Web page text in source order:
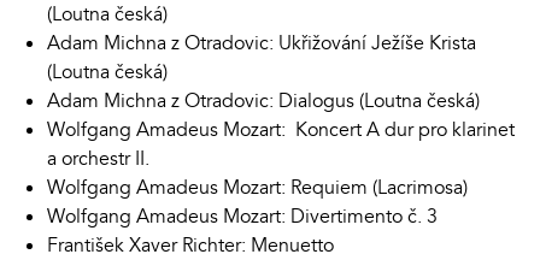
(Loutna česká)
Adam Michna z Otradovic: Ukřižování Ježíše Krista
(Loutna česká)
Adam Michna z Otradovic: Dialogus (Loutna česká)
Wolfgang Amadeus Mozart: Koncert A dur pro klarinet
a orchestr II.
Wolfgang Amadeus Mozart: Requiem (Lacrimosa)
Wolfgang Amadeus Mozart: Divertimento č. 3
František Xaver Richter: Menuetto